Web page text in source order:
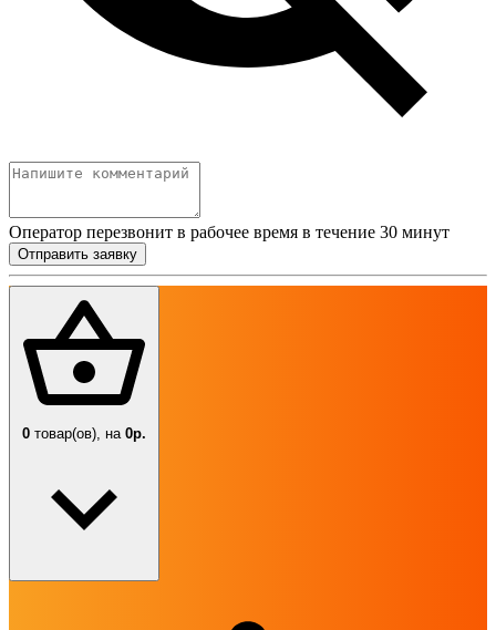
Оператор перезвонит в рабочее время в течение 30 минут
Отправить заявку
0 товар(ов), на 0р.